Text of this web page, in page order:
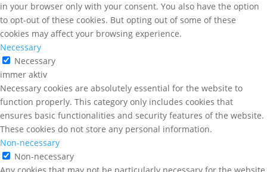
in your browser only with your consent. You also have the option
to opt-out of these cookies. But opting out of some of these
cookies may affect your browsing experience.
Necessary
Necessary
immer aktiv
Necessary cookies are absolutely essential for the website to
function properly. This category only includes cookies that
ensures basic functionalities and security features of the website.
These cookies do not store any personal information.
Non-necessary
Non-necessary